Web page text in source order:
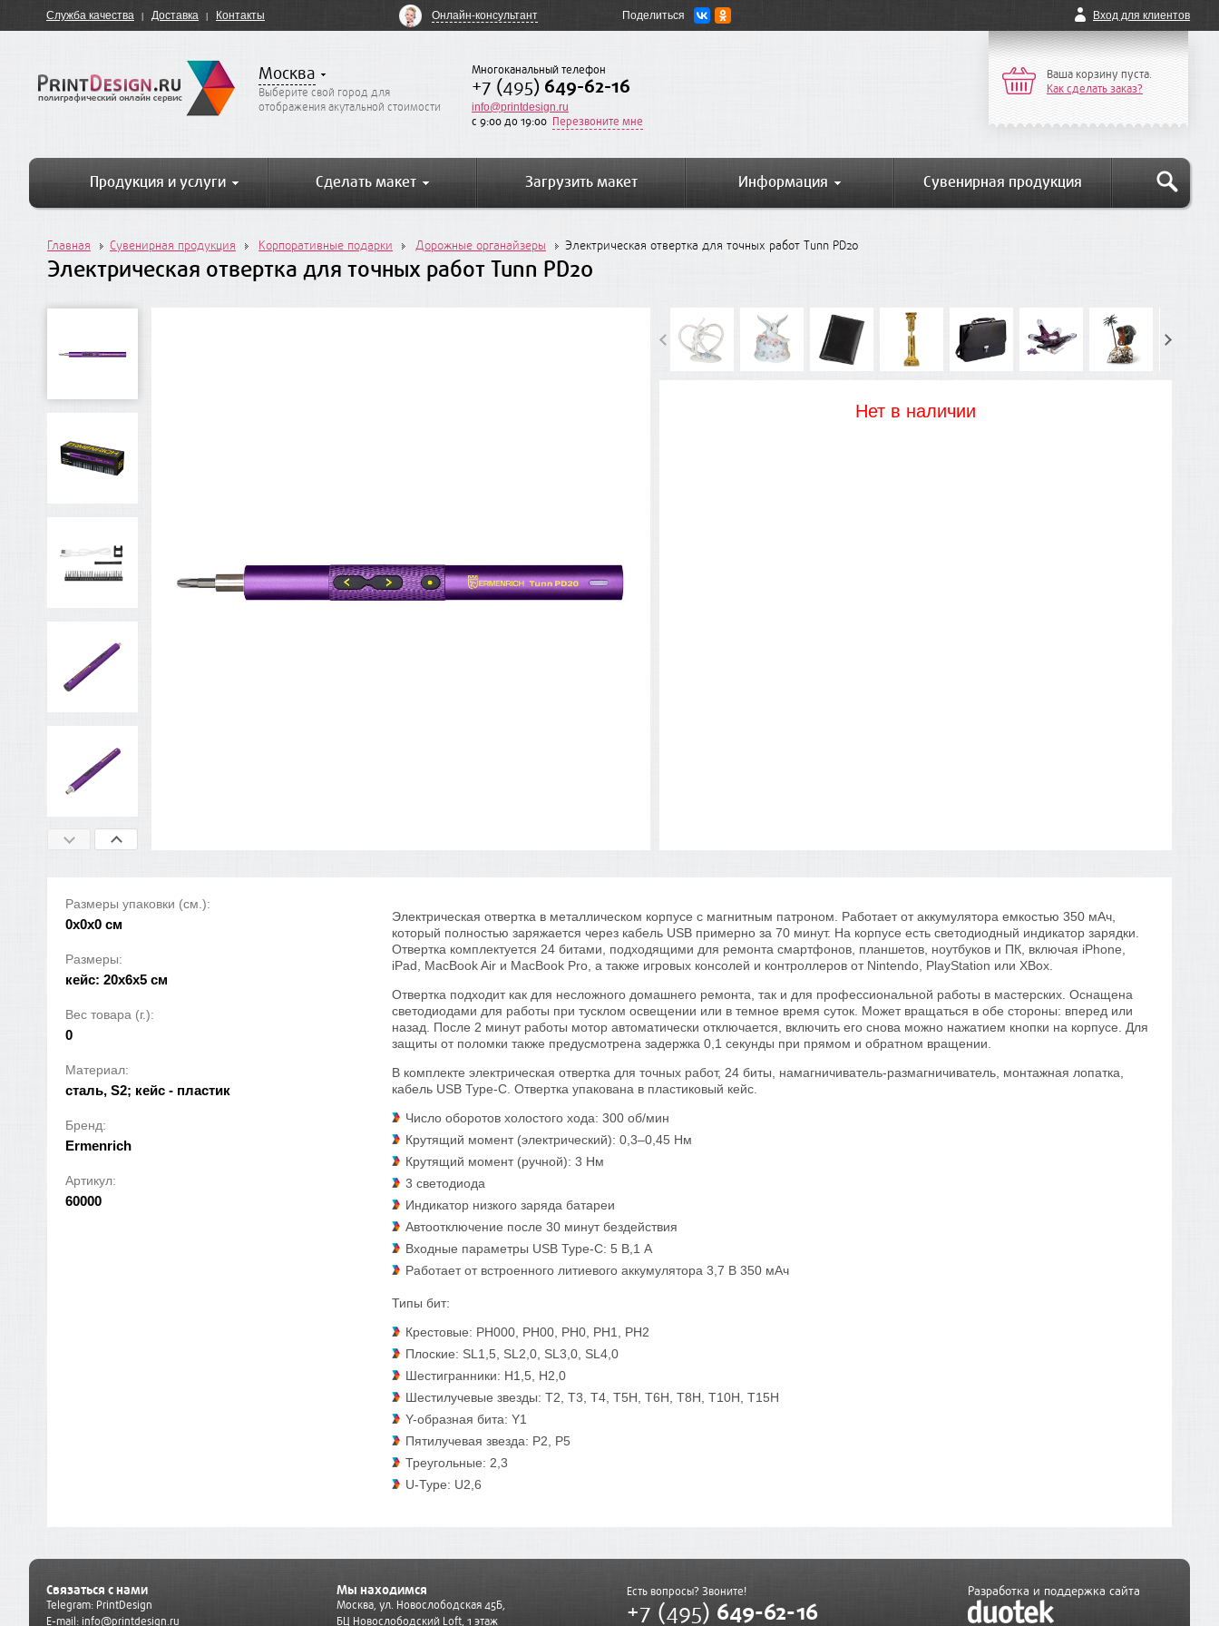
Служба качества Доставка Контакты Онлайн-консультант Поделиться Вход для клиентов
Москва
Выберите свой город для
отображения акутальной стоимости
Многоканальный телефон
+7 (495) 649-62-16
info@printdesign.ru
c 9:00 до 19:00 Перезвоните мне
Ваша корзину пуста.
Как сделать заказ?
Продукция и услуги Сделать макет Загрузить макет Информация Сувенирная продукция
Главная Сувенирная продукция Корпоративные подарки Дорожные органайзеры Электрическая отвертка для точных работ Tunn PD20
Электрическая отвертка для точных работ Tunn PD20
Нет в наличии
Размеры упаковки (см.):
0x0x0 см
Размеры:
кейс: 20x6x5 см
Вес товара (г.):
0
Материал:
сталь, S2; кейс - пластик
Бренд:
Ermenrich
Артикул:
60000
Электрическая отвертка в металлическом корпусе с магнитным патроном. Работает от аккумулятора емкостью 350 мАч,
который полностью заряжается через кабель USB примерно за 70 минут. На корпусе есть светодиодный индикатор зарядки.
Отвертка комплектуется 24 битами, подходящими для ремонта смартфонов, планшетов, ноутбуков и ПК, включая iPhone,
iPad, MacBook Air и MacBook Pro, а также игровых консолей и контроллеров от Nintendo, PlayStation или XBox.
Отвертка подходит как для несложного домашнего ремонта, так и для профессиональной работы в мастерских. Оснащена
светодиодами для работы при тусклом освещении или в темное время суток. Может вращаться в обе стороны: вперед или
назад. После 2 минут работы мотор автоматически отключается, включить его снова можно нажатием кнопки на корпусе. Для
защиты от поломки также предусмотрена задержка 0,1 секунды при прямом и обратном вращении.
В комплекте электрическая отвертка для точных работ, 24 биты, намагничиватель-размагничиватель, монтажная лопатка,
кабель USB Type-C. Отвертка упакована в пластиковый кейс.
Число оборотов холостого хода: 300 об/мин
Крутящий момент (электрический): 0,3–0,45 Нм
Крутящий момент (ручной): 3 Нм
3 светодиода
Индикатор низкого заряда батареи
Автоотключение после 30 минут бездействия
Входные параметры USB Type-C: 5 В,1 A
Работает от встроенного литиевого аккумулятора 3,7 В 350 мАч
Типы бит:
Крестовые: PH000, PH00, PH0, PH1, PH2
Плоские: SL1,5, SL2,0, SL3,0, SL4,0
Шестигранники: H1,5, H2,0
Шестилучевые звезды: T2, T3, T4, T5H, T6H, T8H, T10H, T15H
Y-образная бита: Y1
Пятилучевая звезда: P2, P5
Треугольные: 2,3
U-Type: U2,6
Связаться с нами
Telegram: PrintDesign
E-mail: info@printdesign.ru
Мы находимся
Москва, ул. Новослободская 45Б,
БЦ Новослободский Loft, 1 этаж
Есть вопросы? Звоните!
+7 (495) 649-62-16
Разработка и поддержка сайта